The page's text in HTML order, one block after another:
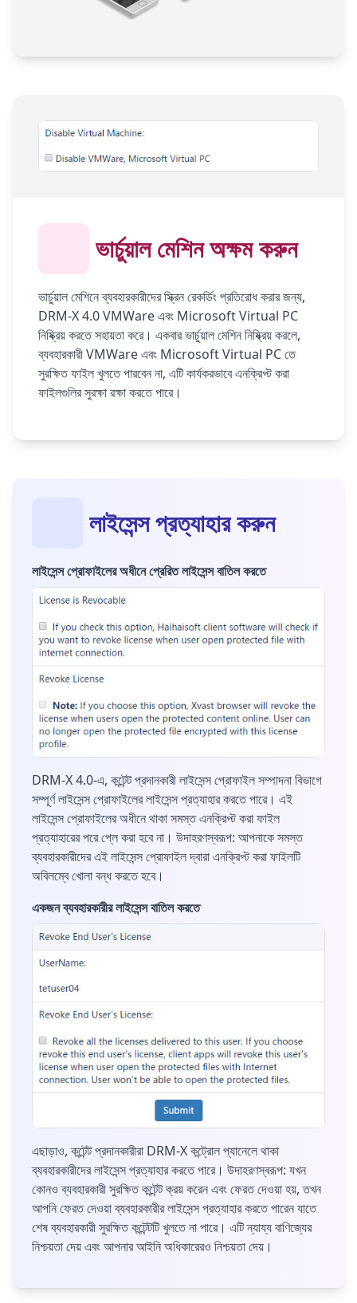
ভার্চুয়াল মেশিন অক্ষম করুন
ভার্চুয়াল মেশিনে ব্যবহারকারীদের স্ক্রিন রেকর্ডিং প্রতিরোধ করার জন্য,
DRM-X 4.0 VMWare এবং Microsoft Virtual PC
নিষ্ক্রিয় করতে সহায়তা করে। একবার ভার্চুয়াল মেশিন নিষ্ক্রিয় করলে,
ব্যবহারকারী VMWare এবং Microsoft Virtual PC তে
সুরক্ষিত ফাইল খুলতে পারবেন না, এটি কার্যকরভাবে এনক্রিপ্ট করা
ফাইলগুলির সুরক্ষা রক্ষা করতে পারে।
লাইসেন্স প্রত্যাহার করুন
লাইসেন্স প্রোফাইলের অধীনে প্রেরিত লাইসেন্স বাতিল করতে
DRM-X 4.0-এ, কন্টেন্ট প্রদানকারী লাইসেন্স প্রোফাইল সম্পাদনা বিভাগে
সম্পূর্ণ লাইসেন্স প্রোফাইলের লাইসেন্স প্রত্যাহার করতে পারে। এই
লাইসেন্স প্রোফাইলের অধীনে থাকা সমস্ত এনক্রিপ্ট করা ফাইল
প্রত্যাহারের পরে প্লে করা হবে না। উদাহরণস্বরূপ: আপনাকে সমস্ত
ব্যবহারকারীদের এই লাইসেন্স প্রোফাইল দ্বারা এনক্রিপ্ট করা ফাইলটি
অবিলম্বে খোলা বন্ধ করতে হবে।
একজন ব্যবহারকারীর লাইসেন্স বাতিল করতে
এছাড়াও, কন্টেন্ট প্রদানকারীরা DRM-X কন্ট্রোল প্যানেলে থাকা
ব্যবহারকারীদের লাইসেন্স প্রত্যাহার করতে পারে। উদাহরণস্বরূপ: যখন
কোনও ব্যবহারকারী সুরক্ষিত কন্টেন্ট ক্রয় করেন এবং ফেরত দেওয়া হয়, তখন
আপনি ফেরত দেওয়া ব্যবহারকারীর লাইসেন্স প্রত্যাহার করতে পারেন যাতে
শেষ ব্যবহারকারী সুরক্ষিত কন্টেন্টটি খুলতে না পারে। এটি ন্যায্য বাণিজ্যের
নিশ্চয়তা দেয় এবং আপনার আইনি অধিকারেরও নিশ্চয়তা দেয়।